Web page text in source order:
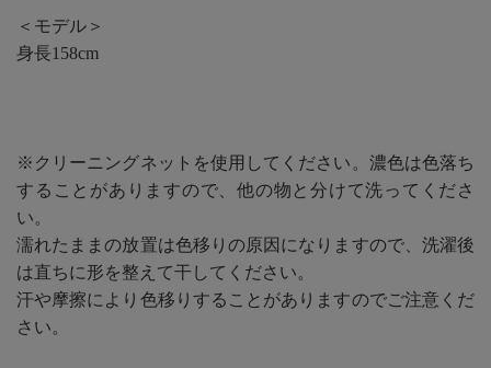
＜モデル＞
身長158cm
※クリーニングネットを使用してください。濃色は色落ち
することがありますので、他の物と分けて洗ってくださ
い。
濡れたままの放置は色移りの原因になりますので、洗濯後
は直ちに形を整えて干してください。
汗や摩擦により色移りすることがありますのでご注意くだ
さい。